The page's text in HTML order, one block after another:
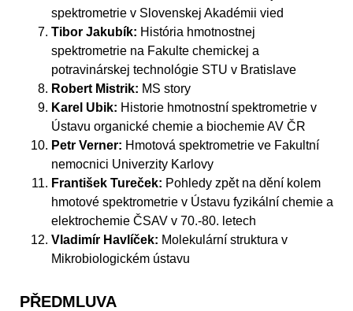
spektrometrie v Slovenskej Akadémii vied
Tibor Jakubík: História hmotnostnej
spektrometrie na Fakulte chemickej a
potravinárskej technológie STU v Bratislave
Robert Mistrik: MS story
Karel Ubik: Historie hmotnostní spektrometrie v
Ústavu organické chemie a biochemie AV ČR
Petr Verner: Hmotová spektrometrie ve Fakultní
nemocnici Univerzity Karlovy
František Tureček: Pohledy zpět na dění kolem
hmotové spektrometrie v Ústavu fyzikální chemie a
elektrochemie ČSAV v 70.-80. letech
Vladimír Havlíček: Molekulární struktura v
Mikrobiologickém ústavu
PŘEDMLUVA